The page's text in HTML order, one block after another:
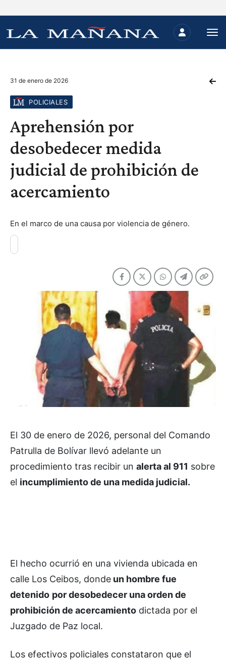
31 de enero de 2026
POLICIALES
Aprehensión por
desobedecer medida
judicial de prohibición de
acercamiento
En el marco de una causa por violencia de género.
El 30 de enero de 2026, personal del Comando
Patrulla de Bolívar llevó adelante un
procedimiento tras recibir un alerta al 911 sobre
el incumplimiento de una medida judicial.
El hecho ocurrió en una vivienda ubicada en
calle Los Ceibos, donde un hombre fue
detenido por desobedecer una orden de
prohibición de acercamiento dictada por el
Juzgado de Paz local.
Los efectivos policiales constataron que el